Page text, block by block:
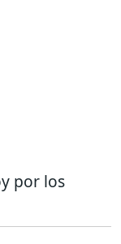
por los